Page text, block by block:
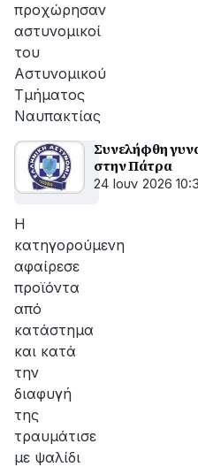
προχώρησαν
αστυνομικοί
του
Αστυνομικού
Τμήματος
Ναυπακτίας
Συνελήφθη
στην Πάτρα
24 Ιουν 2026
Η
κατηγορούμενη
αφαίρεσε
προϊόντα
από
κατάστημα
και κατά
την
διαφυγή
της
τραυμάτισε
με ψαλίδι